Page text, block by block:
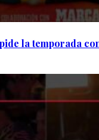
la temporada